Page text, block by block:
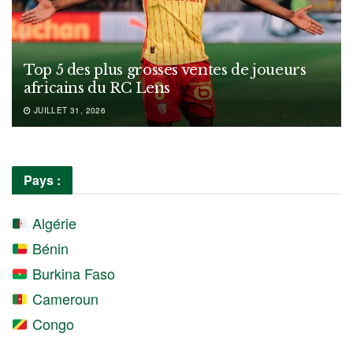
Top 5 des plus grosses ventes de joueurs
africains du RC Lens
JUILLET 31, 2026
Pays :
Algérie
Bénin
Burkina Faso
Cameroun
Congo